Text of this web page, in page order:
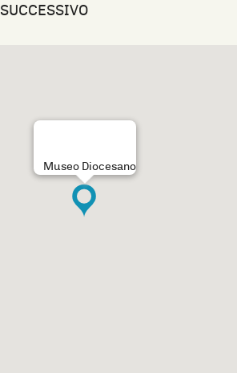
SUCCESSIVO
Museo Diocesano